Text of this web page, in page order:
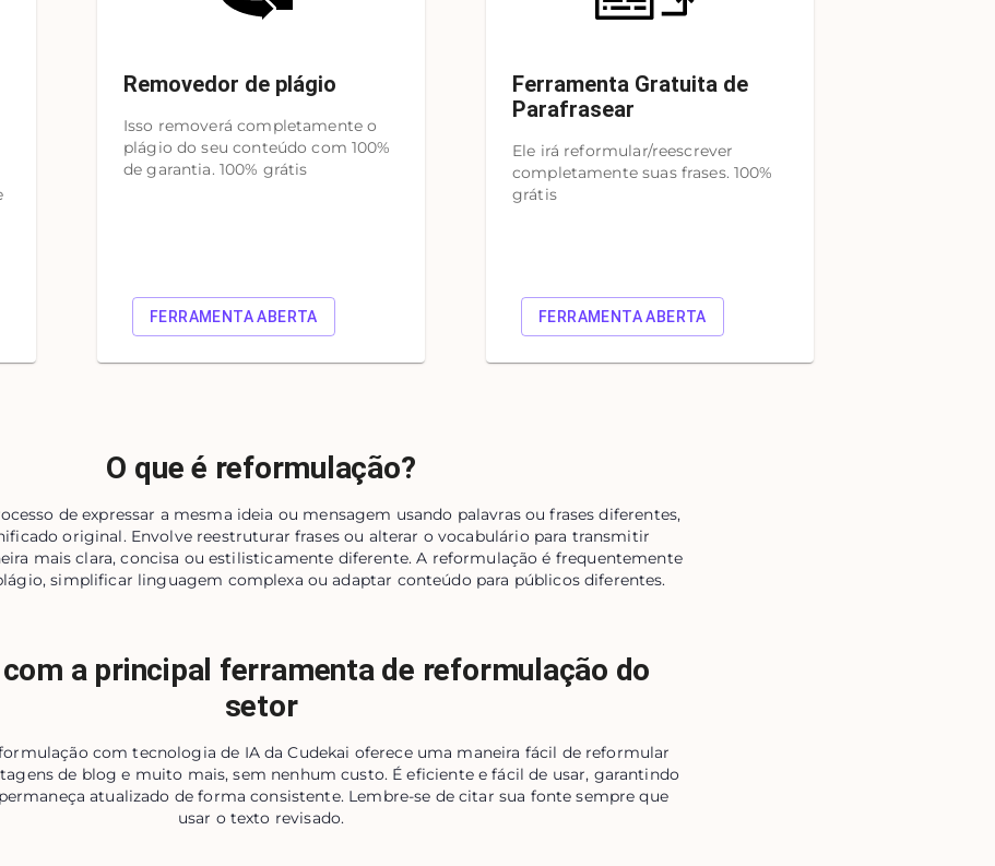
Removedor de plágio
Isso removerá completamente o
plágio do seu conteúdo com 100%
de garantia. 100% grátis
FERRAMENTA ABERTA
Ferramenta Gratuita de
Parafrasear
Ele irá reformular/reescrever
completamente suas frases. 100%
grátis
FERRAMENTA ABERTA
O que é reformulação?
de expressar a mesma ideia ou mensagem usando palavras ou frases diferentes,
original. Envolve reestruturar frases ou alterar o vocabulário para transmitir
mais clara, concisa ou estilisticamente diferente. A reformulação é frequentemente
simplificar linguagem complexa ou adaptar conteúdo para públicos diferentes.
a principal ferramenta de reformulação do
setor
com tecnologia de IA da Cudekai oferece uma maneira fácil de reformular
de blog e muito mais, sem nenhum custo. É eficiente e fácil de usar, garantindo
atualizado de forma consistente. Lembre-se de citar sua fonte sempre que
usar o texto revisado.